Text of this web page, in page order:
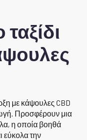
με κάψουλες CBD
Προσφέρουν μια
η οποία βοηθά
εύκολα την